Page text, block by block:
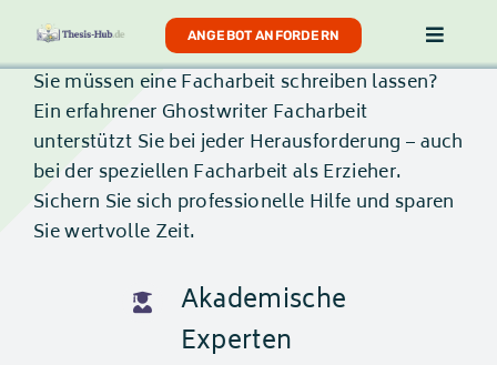
Skip
to
content
ANGEBOT ANFORDERN
Toggle
LEISTUNGEN
PREISE
Sie müssen eine Facharbeit schreiben lassen?
Ein erfahrener Ghostwriter Facharbeit
unterstützt Sie bei jeder Herausforderung – auch
bei der speziellen Facharbeit als Erzieher.
Sichern Sie sich professionelle Hilfe und sparen
Sie wertvolle Zeit.
Akademische
Experten